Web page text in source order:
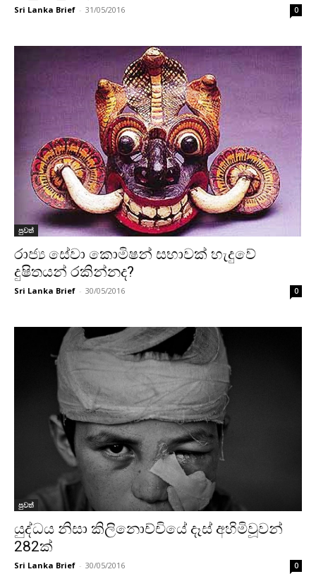
Sri Lanka Brief - 31/05/2016 0
පුවත්
රාජ්‍ය සේවා කොමිෂන් සභාවක් හැදුවේ
දුෂිතයන් රකින්නද?
Sri Lanka Brief - 30/05/2016 0
පුවත්
යුද්ධය නිසා කිලිනොච්චියේ දෑස් අහිමිවූවන්
282ක්
Sri Lanka Brief - 30/05/2016 0